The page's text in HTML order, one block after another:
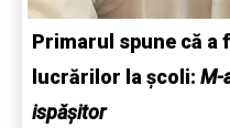
Primarul spune că a
lucrărilor la școli: M-
ispășitor